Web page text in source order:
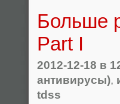
Больше
Part I
2012-12-18 в
антивирусы),
tdss